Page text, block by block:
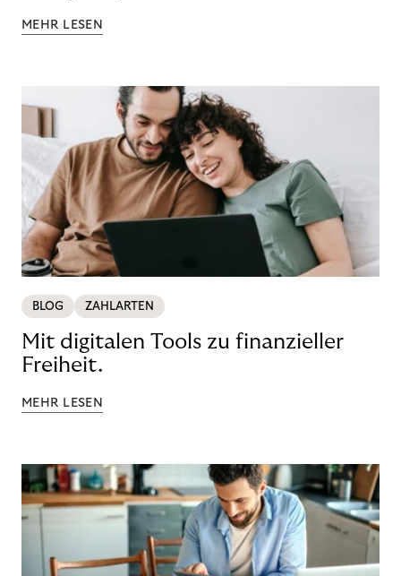
MEHR LESEN
BLOG ZAHLARTEN
Mit digitalen Tools zu finanzieller
Freiheit.
MEHR LESEN